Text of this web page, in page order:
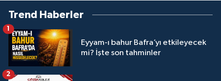
Trend Haberler
Eyyam-ı bahur Bafra’yı etkileyecek
mi? İşte son tahminler
1
2